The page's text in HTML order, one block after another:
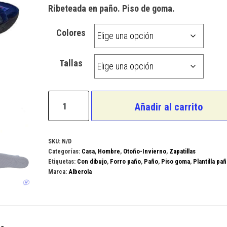
Ribeteada en paño. Piso de goma.
Colores
Tallas
Modelo
cantidad
Añadir al carrito
SKU: N/D
Categorías: Casa, Hombre, Otoño-Invierno, Zapatillas
Etiquetas: Con dibujo, Forro paño, Paño, Piso goma, Plantilla
Marca: Alberola